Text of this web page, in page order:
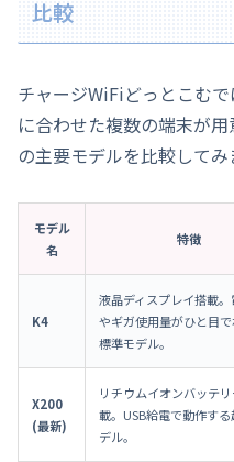
比較
チャージWiFiどっとこむ
に合わせた複数の端末が
の主要モデルを比較してみ
モデル
名
特徴
K4
液晶ディスプレイ搭載
やギガ使用量がひと目
標準モデル。
X200
(最新)
リチウムイオンバッテ
載。USB給電で動作する
デル。